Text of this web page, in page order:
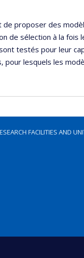
proposer des
de sélection à la fois
testés pour leur
pour lesquels les
FACILITIES AND